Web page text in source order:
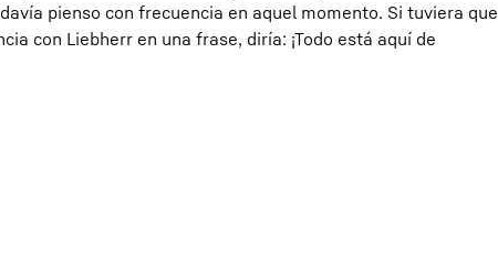
pienso con frecuencia en aquel momento. Si tuviera que
con Liebherr en una frase, diría: ¡Todo está aquí de